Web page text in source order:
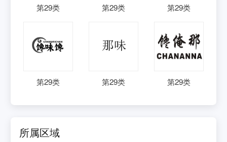
第29类 第29类 第29类
第29类 第29类 第29类
所属区域